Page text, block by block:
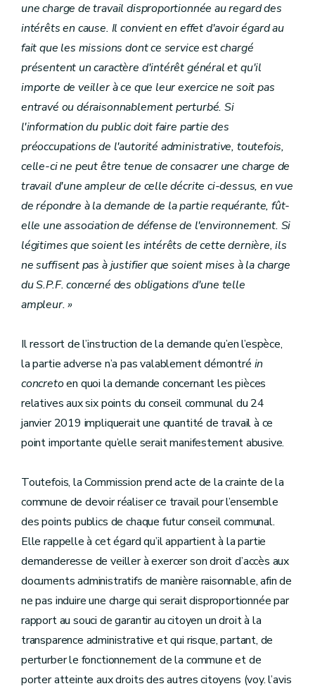
une charge de travail disproportionnée au regard des
intérêts en cause. Il convient en effet d'avoir égard au
fait que les missions dont ce service est chargé
présentent un caractère d'intérêt général et qu'il
importe de veiller à ce que leur exercice ne soit pas
entravé ou déraisonnablement perturbé. Si
l'information du public doit faire partie des
préoccupations de l'autorité administrative, toutefois,
celle-ci ne peut être tenue de consacrer une charge de
travail d'une ampleur de celle décrite ci-dessus, en vue
de répondre à la demande de la partie requérante, fût-
elle une association de défense de l'environnement. Si
légitimes que soient les intérêts de cette dernière, ils
ne suffisent pas à justifier que soient mises à la charge
du S.P.F. concerné des obligations d'une telle
ampleur. »
Il ressort de l’instruction de la demande qu’en l’espèce,
la partie adverse n’a pas valablement démontré in
concretoen quoi la demande concernant les pièces
relatives aux six points du conseil communal du 24
janvier 2019 impliquerait une quantité de travail à ce
point importante qu’elle serait manifestement abusive.
Toutefois, la Commission prend acte de la crainte de la
commune de devoir réaliser ce travail pour l’ensemble
des points publics de chaque futur conseil communal.
Elle rappelle à cet égard qu’il appartient à la partie
demanderesse de veiller à exercer son droit d’accès aux
documents administratifs de manière raisonnable, afin de
ne pas induire une charge qui serait disproportionnée par
rapport au souci de garantir au citoyen un droit à la
transparence administrative et qui risque, partant, de
perturber le fonctionnement de la commune et de
porter atteinte aux droits des autres citoyens (voy. l’avis